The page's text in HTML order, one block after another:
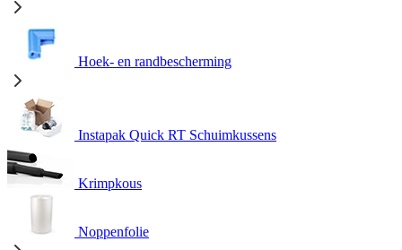
Hoek- en randbescherming
Instapak Quick RT Schuimkussens
Krimpkous
Noppenfolie